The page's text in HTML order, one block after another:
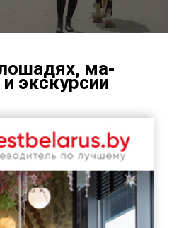
ло­ша­дях, ма­
экс­кур­сии